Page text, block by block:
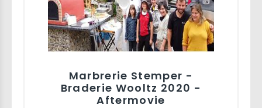
Marbrerie Stemper -
Braderie Wooltz 2020 -
Aftermovie